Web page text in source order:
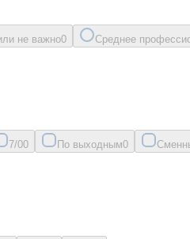
не важно0 Среднее
7/00 По выходным0